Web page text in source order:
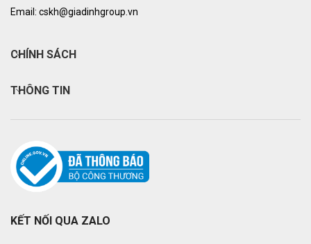
Email: cskh@giadinhgroup.vn
CHÍNH SÁCH
THÔNG TIN
KẾT NỐI QUA ZALO